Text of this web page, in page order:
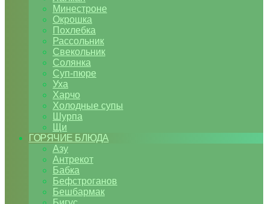
Минестроне
Окрошка
Похлебка
Рассольник
Свекольник
Солянка
Суп-пюре
Уха
Харчо
Холодные супы
Шурпа
Щи
ГОРЯЧИЕ БЛЮДА
Азу
Антрекот
Бабка
Бефстроганов
Бешбармак